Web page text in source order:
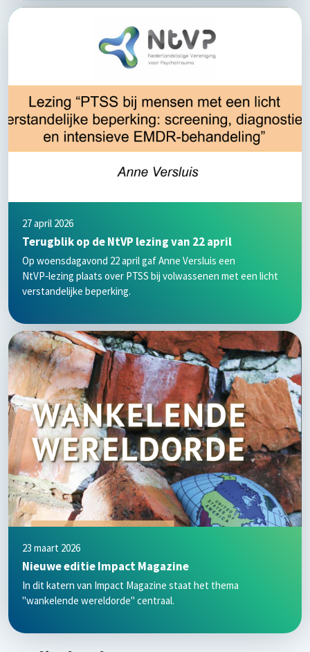
27 april 2026
Terugblik op de NtVP lezing van 22 april
Op woensdagavond 22 april gaf Anne Versluis een
NtVP‑lezing plaats over PTSS bij volwassenen met een licht
verstandelijke beperking.
23 maart 2026
Nieuwe editie Impact Magazine
In dit katern van Impact Magazine staat het thema
"wankelende wereldorde" centraal.